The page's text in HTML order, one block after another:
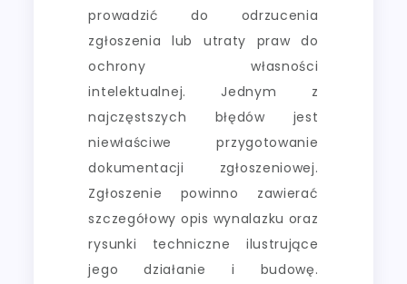
prowadzić do odrzucenia
zgłoszenia lub utraty praw do
ochrony własności
intelektualnej. Jednym z
najczęstszych błędów jest
niewłaściwe przygotowanie
dokumentacji zgłoszeniowej.
Zgłoszenie powinno zawierać
szczegółowy opis wynalazku oraz
rysunki techniczne ilustrujące
jego działanie i budowę.